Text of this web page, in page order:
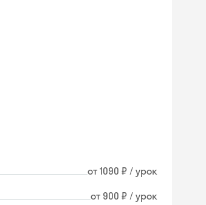
от 1090 ₽ / урок
от 900 ₽ / урок